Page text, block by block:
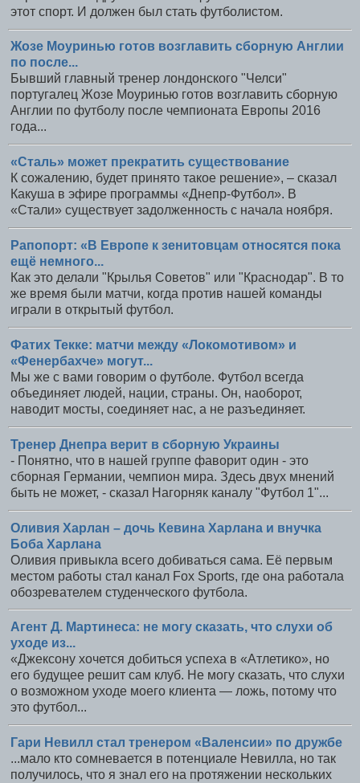
этот спорт. И должен был стать футболистом.
Жозе Моуринью готов возглавить сборную Англии
по после...
Бывший главный тренер лондонского "Челси"
португалец Жозе Моуринью готов возглавить сборную
Англии по футболу после чемпионата Европы 2016
года...
«Сталь» может прекратить существование
К сожалению, будет принято такое решение», – сказал
Какуша в эфире программы «Днепр-Футбол». В
«Стали» существует задолженность с начала ноября.
Рапопорт: «В Европе к зенитовцам относятся пока
ещё немного...
Как это делали "Крылья Советов" или "Краснодар". В то
же время были матчи, когда против нашей команды
играли в открытый футбол.
Фатих Текке: матчи между «Локомотивом» и
«Фенербахче» могут...
Мы же с вами говорим о футболе. Футбол всегда
объединяет людей, нации, страны. Он, наоборот,
наводит мосты, соединяет нас, а не разъединяет.
Тренер Днепра верит в сборную Украины
- Понятно, что в нашей группе фаворит один - это
сборная Германии, чемпион мира. Здесь двух мнений
быть не может, - сказал Нагорняк каналу "Футбол 1"...
Оливия Харлан – дочь Кевина Харлана и внучка
Боба Харлана
Оливия привыкла всего добиваться сама. Её первым
местом работы стал канал Fox Sports, где она работала
обозревателем студенческого футбола.
Агент Д. Мартинеса: не могу сказать, что слухи об
уходе из...
«Джексону хочется добиться успеха в «Атлетико», но
его будущее решит сам клуб. Не могу сказать, что слухи
о возможном уходе моего клиента — ложь, потому что
это футбол...
Гари Невилл стал тренером «Валенсии» по дружбе
...мало кто сомневается в потенциале Невилла, но так
получилось, что я знал его на протяжении нескольких